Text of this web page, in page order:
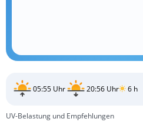
05:55 Uhr 20:56 Uhr 6 h
UV-Belastung und Empfehlungen